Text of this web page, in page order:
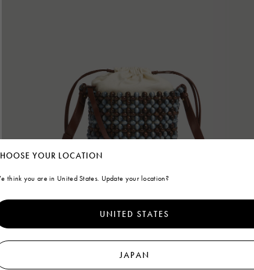
YOUR LOCATION
think you are in United States. Update your location?
UNITED STATES
JAPAN